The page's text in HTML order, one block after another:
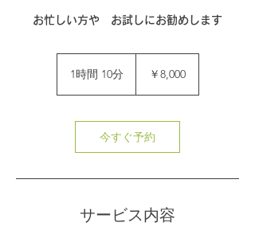
お忙しい方や お試しにお勧めします
1時間 10分1
0
分
￥8,000
今すぐ予約
サービス内容